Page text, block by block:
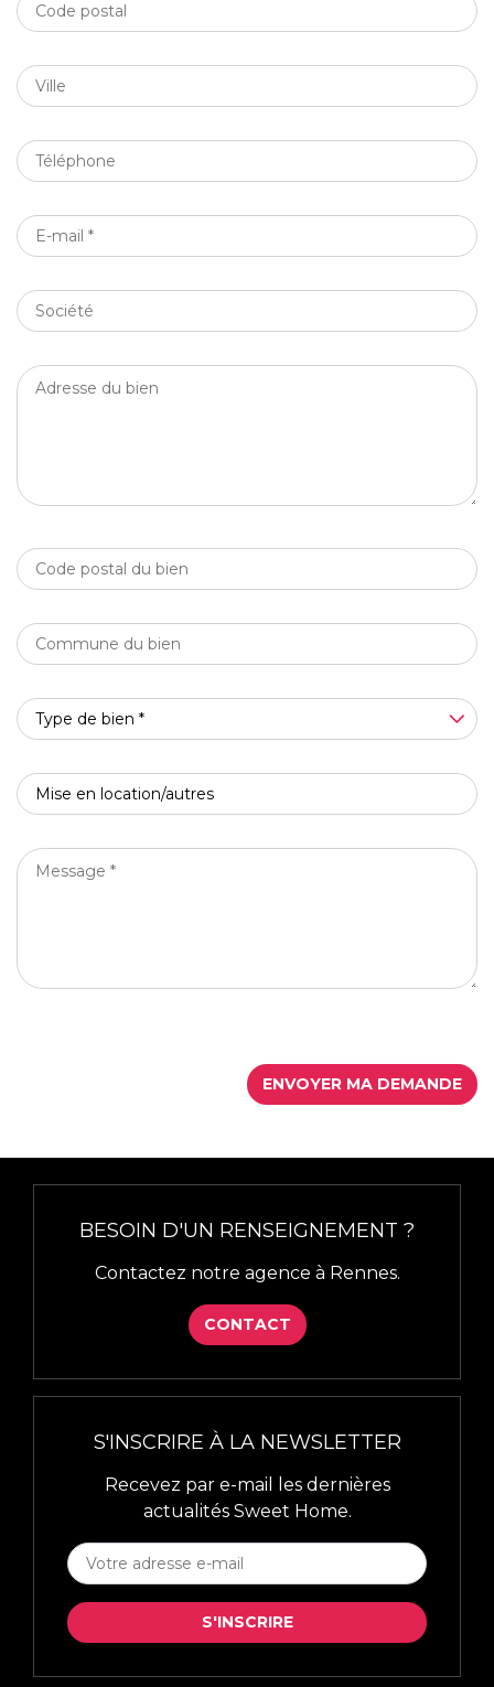
POSTAL
VILLE
TÉLÉPHONE
*
E-
MAIL
SOCIÉTÉ
ADRESSE
CODE
POSTAL
DU
BIEN
COMMUNE
DU
BIEN
TYPE
DE
BIEN
*
Type de bien *
OBJET
*
MESSAGE
ENVOYER MA DEMANDE
BESOIN D'UN RENSEIGNEMENT ?
Contactez notre agence à Rennes.
CONTACT
S'INSCRIRE À LA NEWSLETTER
Recevez par e-mail les dernières
actualités Sweet Home.
À
LA
NEWSLETTER
S'INSCRIRE